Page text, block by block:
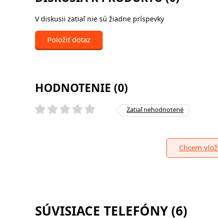
V diskusii zatiaľ nie sú žiadne príspevky
Položiť dotaz
HODNOTENIE (0)
Zatiaľ nehodnotené
Chcem
SÚVISIACE TELEFÓNY (6)